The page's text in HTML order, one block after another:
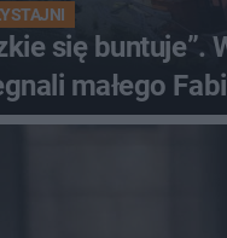
się buntuje”.
małego